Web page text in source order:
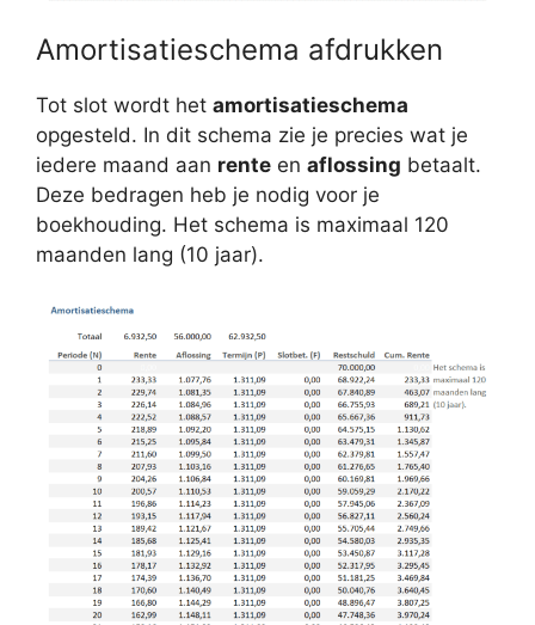
Amortisatieschema afdrukken
Tot slot wordt het amortisatieschema
opgesteld. In dit schema zie je precies wat je
iedere maand aan rente en aflossing betaalt.
Deze bedragen heb je nodig voor je
boekhouding. Het schema is maximaal 120
maanden lang (10 jaar).